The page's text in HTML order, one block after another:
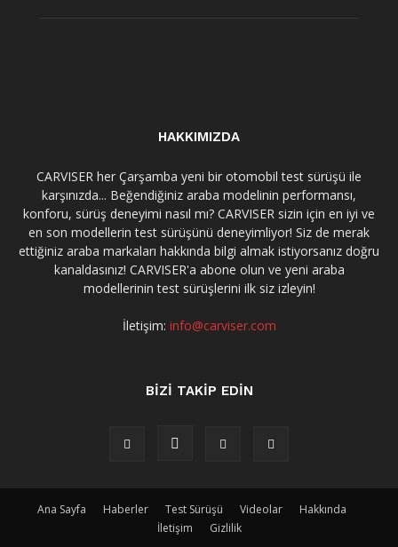
HAKKIMIZDA
CARVISER her Çarşamba yeni bir otomobil test sürüşü ile
karşınızda... Beğendiğiniz araba modelinin performansı,
konforu, sürüş deneyimi nasıl mı? CARVISER sizin için en iyi ve
en son modellerin test sürüşünü deneyimliyor! Siz de merak
ettiğiniz araba markaları hakkında bilgi almak istiyorsanız doğru
kanaldasınız! CARVISER'a abone olun ve yeni araba
modellerinin test sürüşlerini ilk siz izleyin!
İletişim: info@carviser.com
BİZİ TAKİP EDİN
Ana Sayfa Haberler Test Sürüşü Videolar
Hakkında
İletişim
Gizlilik